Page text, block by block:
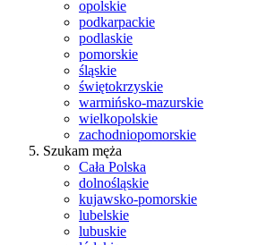
opolskie
podkarpackie
podlaskie
pomorskie
śląskie
świętokrzyskie
warmińsko-mazurskie
wielkopolskie
zachodniopomorskie
Szukam męża
Cała Polska
dolnośląskie
kujawsko-pomorskie
lubelskie
lubuskie